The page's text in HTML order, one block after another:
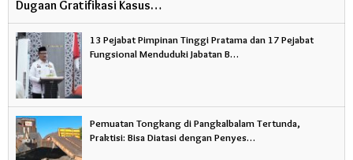
Dugaan Gratifikasi Kasus…
13 Pejabat Pimpinan Tinggi Pratama dan 17 Pejabat
Fungsional Menduduki Jabatan B…
Pemuatan Tongkang di Pangkalbalam Tertunda,
Praktisi: Bisa Diatasi dengan Penyes…